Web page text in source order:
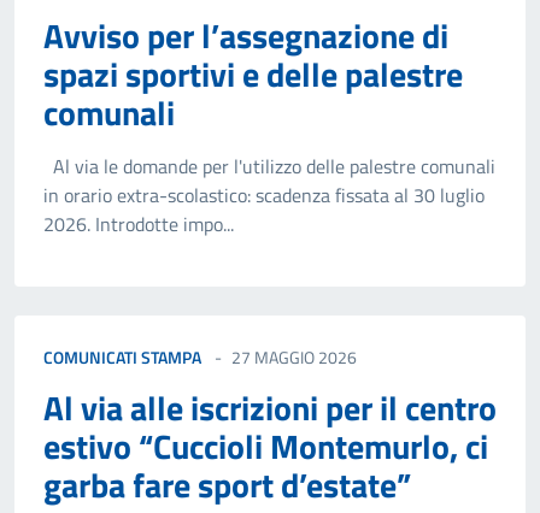
Avviso per l’assegnazione di
spazi sportivi e delle palestre
comunali
Al via le domande per l'utilizzo delle palestre comunali
in orario extra-scolastico: scadenza fissata al 30 luglio
2026. Introdotte impo...
COMUNICATI STAMPA 27 MAGGIO 2026
Al via alle iscrizioni per il centro
estivo “Cuccioli Montemurlo, ci
garba fare sport d’estate”